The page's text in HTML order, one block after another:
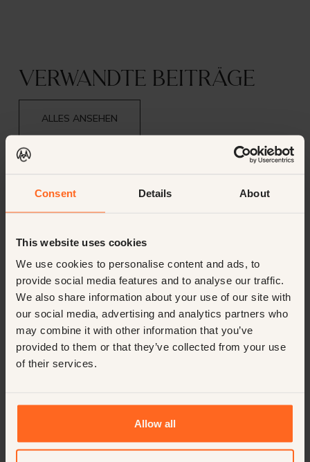
Consent Details About
This website uses cookies
We use cookies to personalise content and ads, to
provide social media features and to analyse our traffic.
We also share information about your use of our site with
our social media, advertising and analytics partners who
may combine it with other information that you’ve
provided to them or that they’ve collected from your use
of their services.
Allow all
Verwandte Beiträge
ALLES ANSEHEN
A brand is worn